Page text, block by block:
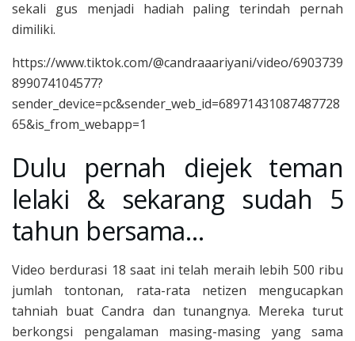
sekali gus menjadi hadiah paling terindah pernah
dimiliki.
https://www.tiktok.com/@candraaariyani/video/6903739
899074104577?
sender_device=pc&sender_web_id=68971431087487728
65&is_from_webapp=1
Dulu pernah diejek teman
lelaki & sekarang sudah 5
tahun bersama…
Video berdurasi 18 saat ini telah meraih lebih 500 ribu
jumlah tontonan, rata-rata netizen mengucapkan
tahniah buat Candra dan tunangnya. Mereka turut
berkongsi pengalaman masing-masing yang sama